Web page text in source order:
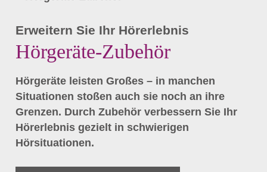
Erweitern Sie Ihr Hörerlebnis
Hörgeräte-Zubehör
Hörgeräte leisten Großes – in manchen
Situationen stoßen auch sie noch an ihre
Grenzen. Durch Zubehör verbessern Sie Ihr
Hörerlebnis gezielt in schwierigen
Hörsituationen.